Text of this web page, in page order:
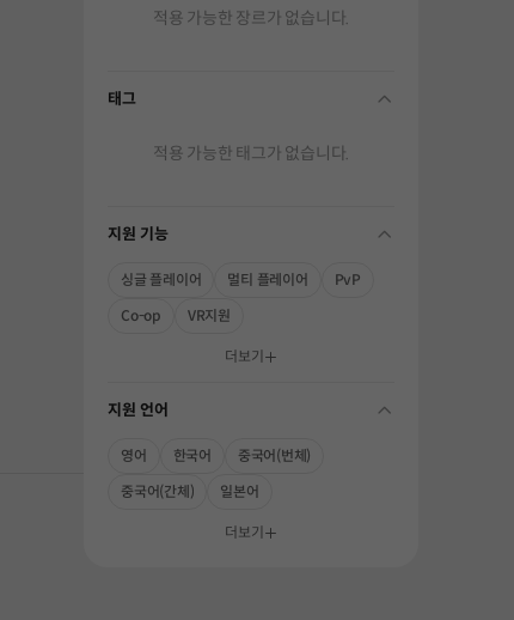
적용 가능한 장르가 없습니다.
태그 folding
적용 가능한 태그가 없습니다.
지원 기능 folding
싱글 플레이어 멀티 플레이어
PvP
Co-op
VR지원
더보기
지원 언어 folding
영어 한국어
중국어(번체)
중국어(간체)
일본어
더보기